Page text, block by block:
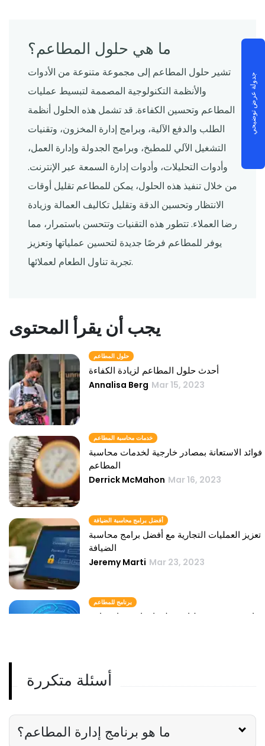
ما هي حلول المطاعم؟
تشير حلول المطاعم إلى مجموعة متنوعة من الأدوات
والأنظمة التكنولوجية المصممة لتبسيط عمليات
المطاعم وتحسين الكفاءة. قد تشمل هذه الحلول أنظمة
الطلب والدفع الآلية، وبرامج إدارة المخزون، وتقنيات
التشغيل الآلي للمطبخ، وبرامج الجدولة وإدارة العمل،
وأدوات التحليلات، وأدوات إدارة السمعة عبر الإنترنت.
من خلال تنفيذ هذه الحلول، يمكن للمطاعم تقليل أوقات
الانتظار وتحسين الدقة وتقليل تكاليف العمالة وزيادة
رضا العملاء. تتطور هذه التقنيات وتتحسن باستمرار، مما
يوفر للمطاعم فرصًا جديدة لتحسين عملياتها وتعزيز
تجربة تناول الطعام لعملائها.
يجب أن يقرأ المحتوى
حلول المطاعم
أحدث حلول المطاعم لزيادة الكفاءة
Annalisa Berg Mar 15, 2023
خدمات محاسبة المطاعم
فوائد الاستعانة بمصادر خارجية لخدمات محاسبة
المطاعم
Derrick McMahon Mar 16, 2023
أفضل برامج محاسبة الضيافة
تعزيز العمليات التجارية مع أفضل برامج محاسبة
الضيافة
Jeremy Marti Mar 23, 2023
برنامج للمطاعم
ارفع مستوى عمليات مطعمك باستخدام برامج
أسئلة متكررة
ما هو برنامج إدارة المطاعم؟
جدولة عرض توضيحي